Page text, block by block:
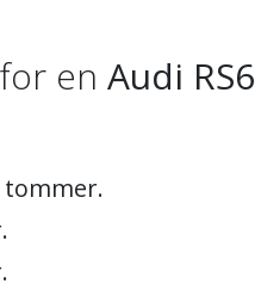
en Audi RS6
tommer.